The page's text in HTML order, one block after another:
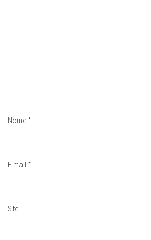
Nome *
E-mail *
Site